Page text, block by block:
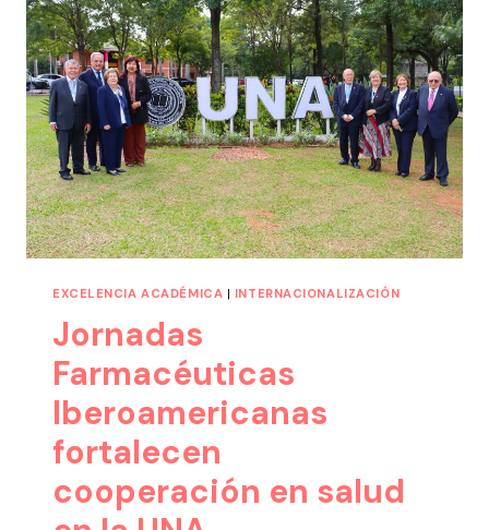
EXCELENCIA ACADÉMICA | INTERNACIONALIZACIÓN
Jornadas
Farmacéuticas
Iberoamericanas
fortalecen
cooperación en salud